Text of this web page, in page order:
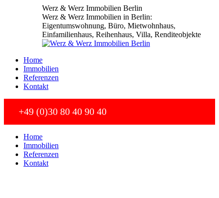
Werz & Werz Immobilien Berlin
Werz & Werz Immobilien in Berlin:
Eigentumswohnung, Büro, Mietwohnhaus,
Einfamilienhaus, Reihenhaus, Villa, Renditeobjekte
Home
Immobilien
Referenzen
Kontakt
+49 (0)30 80 40 90 40
Home
Immobilien
Referenzen
Kontakt